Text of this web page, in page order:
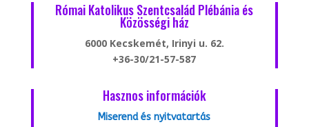
Római Katolikus Szentcsalád Plébánia és
Közösségi ház
6000 Kecskemét, Irinyi u. 62.
+36-30/21-57-587
Hasznos információk
Miserend és nyitvatartás